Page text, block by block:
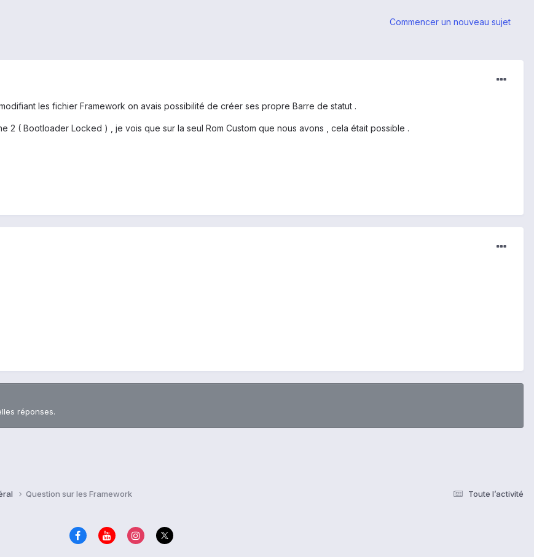
Commencer un nouveau sujet
les fichier Framework on avais possibilité de créer ses propre Barre de statut .
2 ( Bootloader Locked ) , je vois que sur la seul Rom Custom que nous avons , cela était possible .
réponses.
Toute l’activité
Question sur les Framework